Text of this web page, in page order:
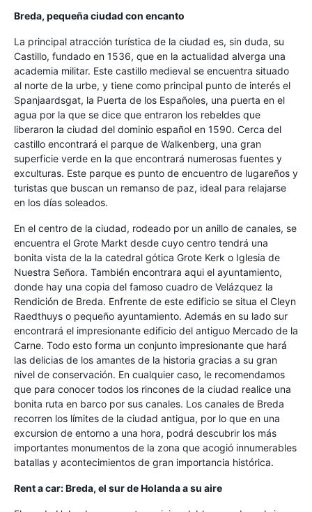
Breda, pequeña ciudad con encanto
La principal atracción turística de la ciudad es, sin duda, su
Castillo, fundado en 1536, que en la actualidad alverga una
academia militar. Este castillo medieval se encuentra situado
al norte de la urbe, y tiene como principal punto de interés el
Spanjaardsgat, la Puerta de los Españoles, una puerta en el
agua por la que se dice que entraron los rebeldes que
liberaron la ciudad del dominio español en 1590. Cerca del
castillo encontrará el parque de Walkenberg, una gran
superficie verde en la que encontrará numerosas fuentes y
exculturas. Este parque es punto de encuentro de lugareños y
turistas que buscan un remanso de paz, ideal para relajarse
en los días soleados.
En el centro de la ciudad, rodeado por un anillo de canales, se
encuentra el Grote Markt desde cuyo centro tendrá una
bonita vista de la la catedral gótica Grote Kerk o Iglesia de
Nuestra Señora. También encontrara aqui el ayuntamiento,
donde hay una copia del famoso cuadro de Velázquez la
Rendición de Breda. Enfrente de este edificio se situa el Cleyn
Raedthuys o pequeño ayuntamiento. Además en su lado sur
encontrará el impresionante edificio del antiguo Mercado de la
Carne. Todo esto forma un conjunto impresionante que hará
las delicias de los amantes de la historia gracias a su gran
nivel de conservación. En cualquier caso, le recomendamos
que para conocer todos los rincones de la ciudad realice una
bonita ruta en barco por sus canales. Los canales de Breda
recorren los límites de la ciudad antigua, por lo que en una
excursion de entorno a una hora, podrá descubrir los más
importantes monumentos de la zona que acogió innumerables
batallas y acontecimientos de gran importancia histórica.
Rent a car: Breda, el sur de Holanda a su aire